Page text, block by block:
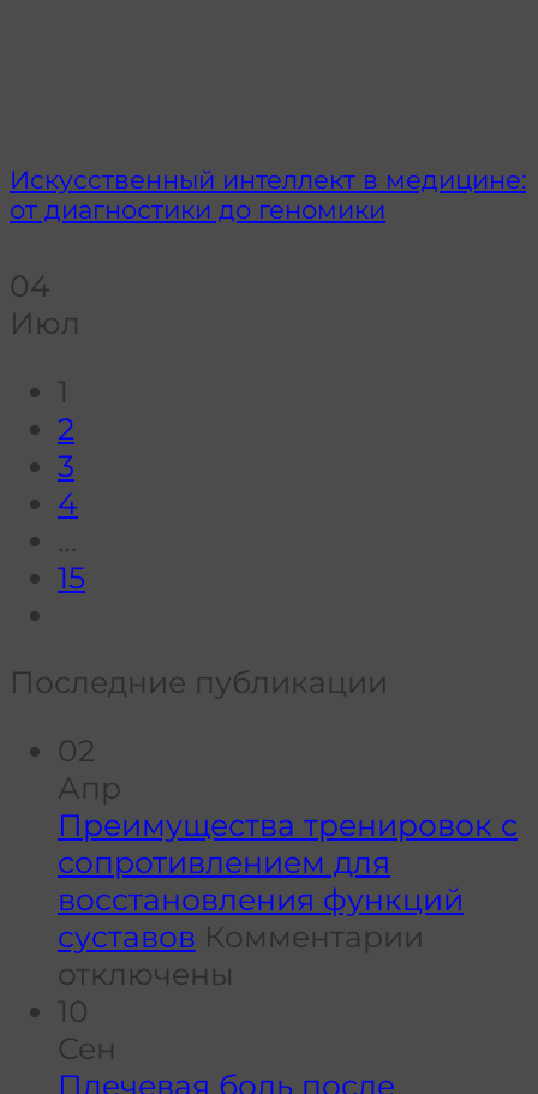
Искусственный интеллект в медицине:
от диагностики до геномики
04
Июл
1
2
3
4
…
15
Последние публикации
02
Апр
Преимущества тренировок с
сопротивлением для
восстановления функций
суставов Комментарии
отключены
10
Сен
Плечевая боль после